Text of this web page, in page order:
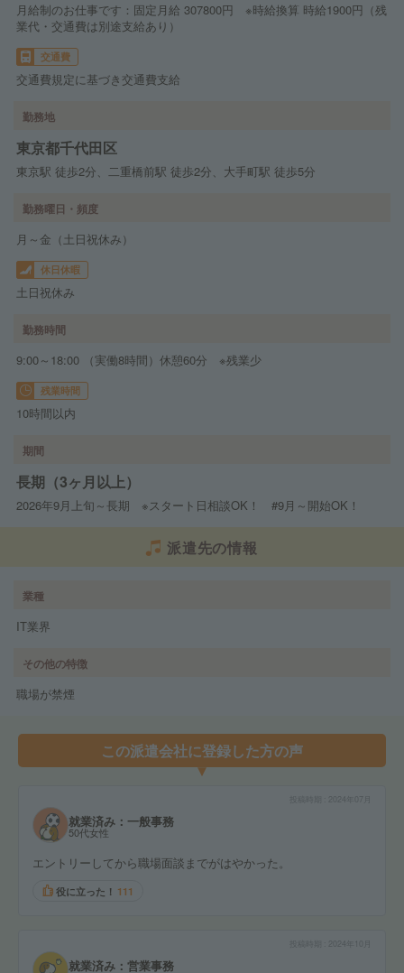
月給制のお仕事です：固定月給 307800円 ※時給換算 時給1900円（残
業代・交通費は別途支給あり）
交通費
交通費規定に基づき交通費支給
勤務地
東京都千代田区
東京駅 徒歩2分、二重橋前駅 徒歩2分、大手町駅 徒歩5分
勤務曜日・頻度
月～金（土日祝休み）
休日休暇
土日祝休み
勤務時間
9:00～18:00 （実働8時間）休憩60分 ※残業少
残業時間
10時間以内
期間
長期（3ヶ月以上）
2026年9月上旬～長期 ※スタート日相談OK！ #9月～開始OK！
派遣先の情報
業種
IT業界
その他の特徴
職場が禁煙
この派遣会社に登録した方の声
2024年07月
就業済み：一般事務
50代女性
エントリーしてから職場面談までがはやかった。
役に立った！ 111
2024年10月
就業済み：営業事務